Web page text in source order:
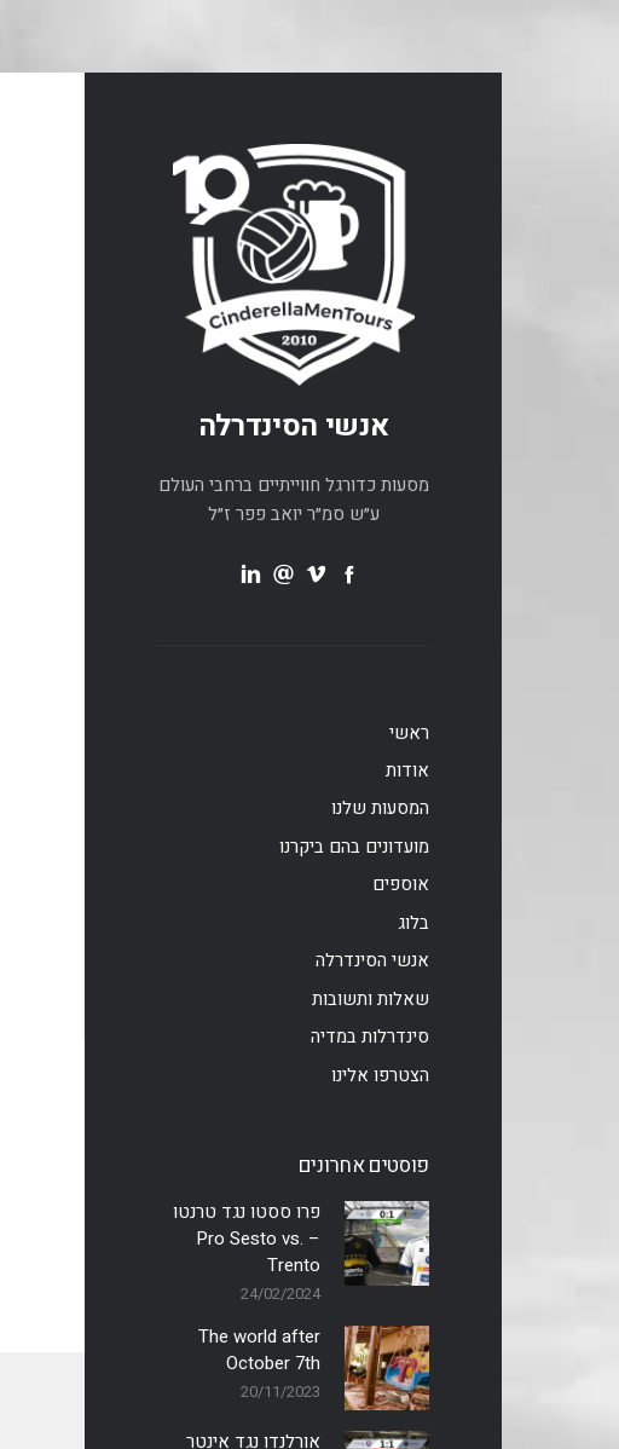
אנשי הסינדרלה
מסעות כדורגל חווייתיים ברחבי העולם
ע״ש סמ״ר יואב פפר ז״ל
ראשי
אודות
המסעות שלנו
מועדונים בהם ביקרנו
אוספים
בלוג
אנשי הסינדרלה
שאלות ותשובות
סינדרלות במדיה
הצטרפו אלינו
פוסטים אחרונים
פרו ססטו נגד טרנטו
– Pro Sesto vs.
Trento
24/02/2024
The world after
October 7th
20/11/2023
אורלנדו נגד אינטר